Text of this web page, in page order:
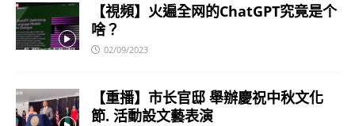
【視頻】火遍全网的ChatGPT究竟是个
啥？
02/09/2023
【重播】市长官邸 舉辦慶祝中秋文化
節. 活動設文藝表演